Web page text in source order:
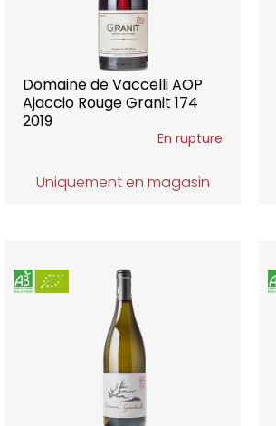
Domaine de Vaccelli AOP
Ajaccio Rouge Granit 174
2019
En rupture
Uniquement en magasin